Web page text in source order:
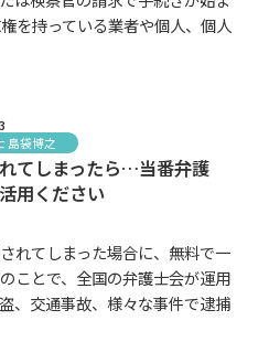
を持っている業者や個人、個人
島袋博之
てしまったら…当番弁護
用ください
れてしまった場合に、無料で一
ことで、全国の弁護士会が運用
、交通事故、様々な事件で逮捕